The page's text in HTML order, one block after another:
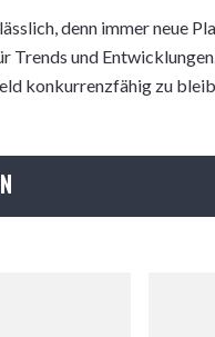
denn immer neue
Trends und
konkurrenzfähig zu